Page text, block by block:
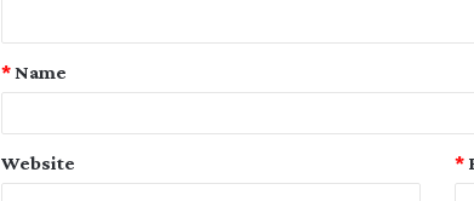
Name
*
*
Website